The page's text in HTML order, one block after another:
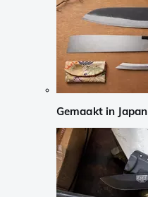
Gemaakt in Japan